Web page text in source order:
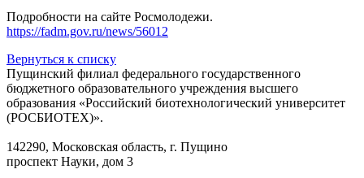
Подробности на сайте Росмолодежи.
https://fadm.gov.ru/news/56012
Вернуться к списку
Пущинский филиал федерального государственного
бюджетного образовательного учреждения высшего
образования «Российский биотехнологический университет
(РОСБИОТЕХ)».
142290, Московская область, г. Пущино
проспект Науки, дом 3